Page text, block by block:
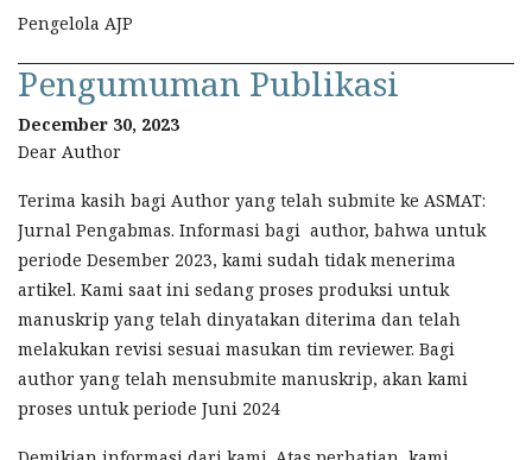
Pengelola AJP
Pengumuman Publikasi
December 30, 2023
Dear Author
Terima kasih bagi Author yang telah submite ke ASMAT:
Jurnal Pengabmas. Informasi bagi author, bahwa untuk
periode Desember 2023, kami sudah tidak menerima
artikel. Kami saat ini sedang proses produksi untuk
manuskrip yang telah dinyatakan diterima dan telah
melakukan revisi sesuai masukan tim reviewer. Bagi
author yang telah mensubmite manuskrip, akan kami
proses untuk periode Juni 2024